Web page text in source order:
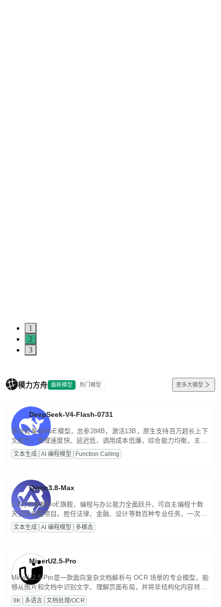
1
2
3
模力方舟 最新模型 热门模型 更多大模型
DeepSeek-V4-Flash-0731
高效轻量化MoE模型，总参284B，激活13B，原生支持百万超长上下
文能力。推理速度快、延迟低、调用成本低廉，综合能力均衡，主打
高并发、轻量化任务，适合日常对话、内容创作、基础 RAG、批量
文案处理等普惠刚需场景。
文本生成 AI 编程模型 Function Calling
Qwen3.8-Max
2.4万亿参数MoE旗舰，编程与办公能力全面跃升，可自主编程十数
天交付完整项目。胜任法律、金融、设计等数百种专业任务，一次对
话端到端交付生产级成果。原生视觉理解贯穿规划、执行与验证全流
程，支持超长文档与长视频的深度语义解析。长程任务中自主规划与
文本生成 AI 编程模型 多模态
MinerU2.5-Pro
MinerU2.5-Pro是一款面向复杂文档解析与 OCR 场景的专业模型，能
够从图片和文档中识别文字、理解页面布局，并将非结构化内容转换
为便于存储、检索和二次处理的结构化结果。
8K 多语言 文档处理/OCR